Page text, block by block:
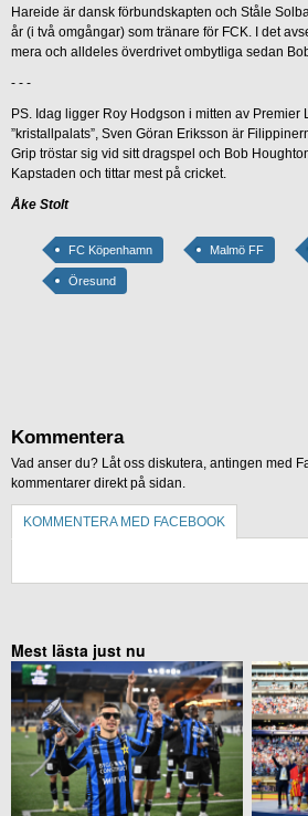
Hareide är dansk förbundskapten och Ståle
år (i två omgångar) som tränare för FCK. I det
mera och alldeles överdrivet ombytliga sedan
- - -
PS. Idag ligger Roy Hodgson i mitten av Premier
”kristallpalats”, Sven Göran Eriksson är
Grip tröstar sig vid sitt dragspel och Bob
Kapstaden och tittar mest på cricket.
Åke Stolt
FC Köpenhamn Malmö FF
Öresund
Kommentera
Vad anser du? Låt oss diskutera, antingen med
kommentarer direkt på sidan.
KOMMENTERA MED FACEBOOK
Mest lästa just nu